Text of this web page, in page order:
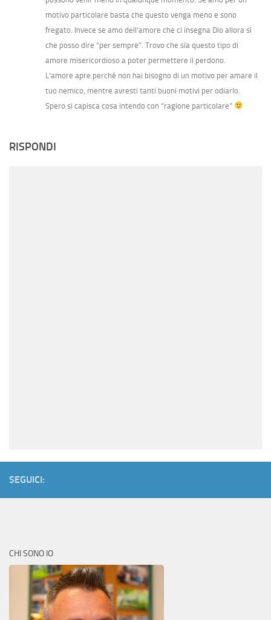
motivo particolare basta che questo venga meno e sono
fregato. Invece se amo dell’amore che ci insegna Dio allora sì
che posso dire “per sempre”. Trovo che sia questo tipo di
amore misericordioso a poter permettere il perdono.
L’amore apre perché non hai bisogno di un motivo per amare il
tuo nemico, mentre avresti tanti buoni motivi per odiarlo.
Spero si capisca cosa intendo con “ragione particolare”
RISPONDI
SEGUICI:
CHI SONO IO